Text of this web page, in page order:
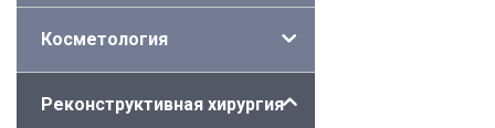
Косметология
Реконструктивная хирургия